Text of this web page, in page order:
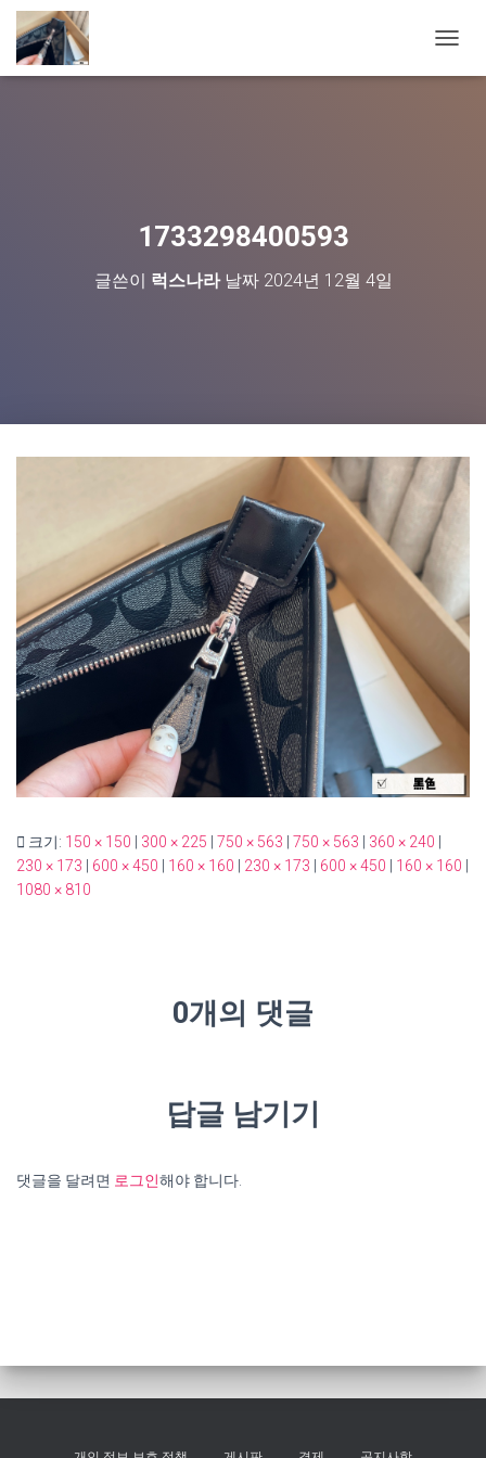
비
1733298400593
글쓴이 럭스나라날짜 2024년 12월 4일
크기: 150 × 150 | 300 × 225 | 750 × 563 | 750 × 563 | 360 × 240 |
230 × 173 | 600 × 450 | 160 × 160 | 230 × 173 | 600 × 450 | 160 × 160 |
1080 × 810
0개의 댓글
답글 남기기
댓글을 달려면 로그인해야 합니다.